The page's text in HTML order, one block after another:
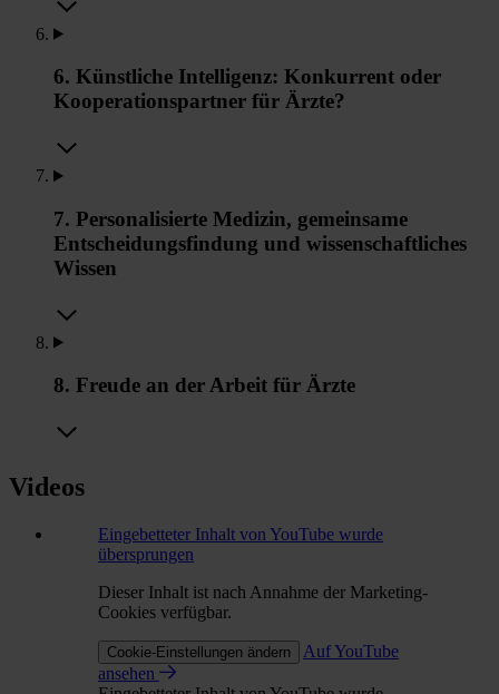
6. Künstliche Intelligenz: Konkurrent oder
Kooperationspartner für Ärzte?
7. Personalisierte Medizin, gemeinsame
Entscheidungsfindung und wissenschaftliches
Wissen
8. Freude an der Arbeit für Ärzte
Videos
Eingebetteter Inhalt von YouTube wurde
übersprungen
Dieser Inhalt ist nach Annahme der Marketing-
Cookies verfügbar.
Cookie-Einstellungen ändern
Auf YouTube
ansehen